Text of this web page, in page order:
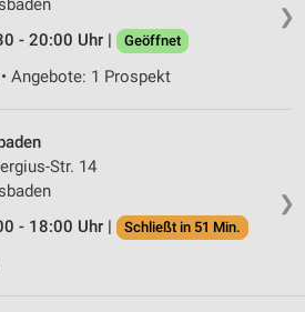
❯
- 20:00 Uhr |
Geöffnet
Angebote: 1 Prospekt
❯
Str. 14
- 18:00 Uhr |
Schließt in 51 Min.
zur Personalisierung
von Inhalten
durch Statistiken oder
aus verschiedenen